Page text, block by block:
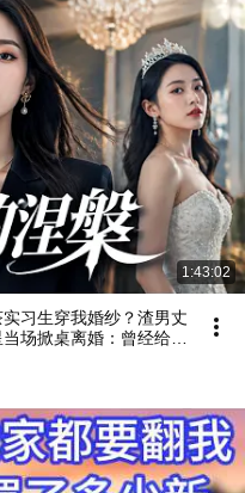
1:43:02
实习生穿我婚纱？渣男丈
场掀桌离婚：曾经给你